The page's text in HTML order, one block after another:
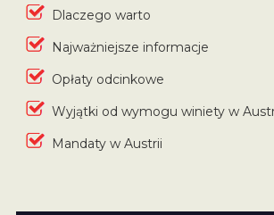
Dlaczego warto
Najważniejsze informacje
Opłaty odcinkowe
Wyjątki od wymogu winiety w
Mandaty w Austrii